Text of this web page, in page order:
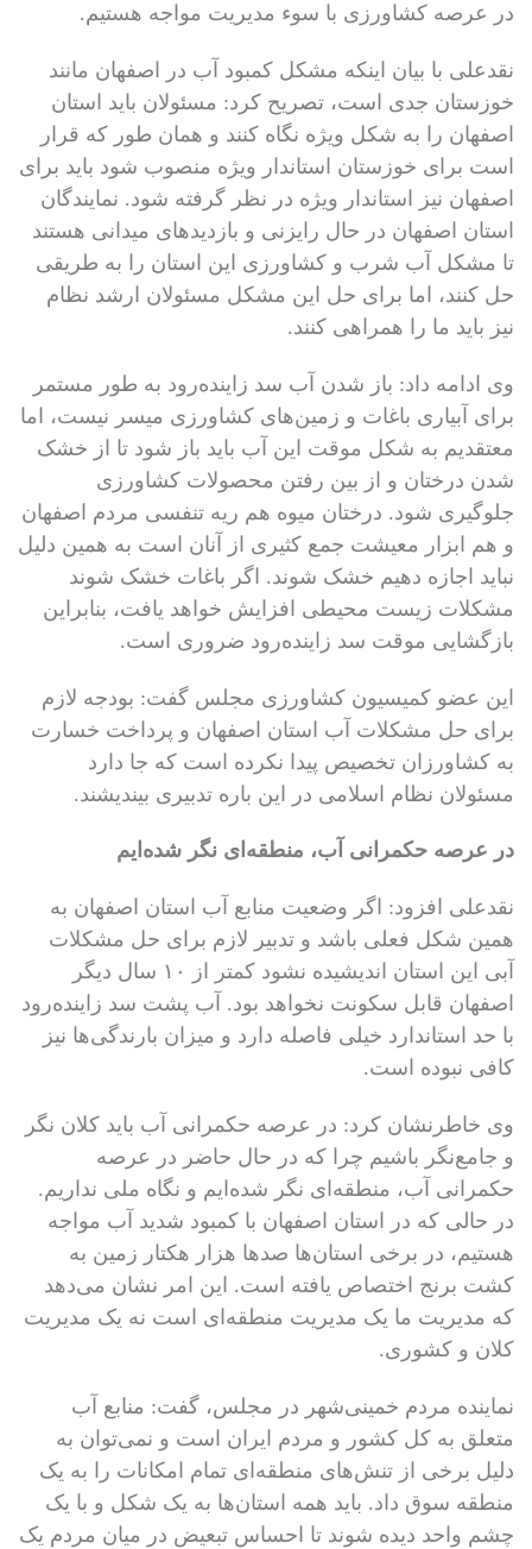
در عرصه کشاورزی با سوء مدیریت مواجه هستیم.
نقدعلی با بیان اینکه مشکل کمبود آب در اصفهان مانند
خوزستان جدی است، تصریح کرد: مسئولان باید استان
اصفهان را به شکل ویژه نگاه کنند و همان طور که قرار
است برای خوزستان استاندار ویژه منصوب شود باید برای
اصفهان نیز استاندار ویژه در نظر گرفته شود. نمایندگان
استان اصفهان در حال رایزنی و بازدیدهای میدانی هستند
تا مشکل آب شرب و کشاورزی این استان را به طریقی
حل کنند، اما برای حل این مشکل مسئولان ارشد نظام
نیز باید ما را همراهی کنند.
وی ادامه داد: باز شدن آب سد زاینده‌رود به طور مستمر
برای آبیاری باغات و زمین‌های کشاورزی میسر نیست، اما
معتقدیم به شکل موقت این آب باید باز شود تا از خشک
شدن درختان و از بین رفتن محصولات کشاورزی
جلوگیری شود. درختان میوه هم ریه تنفسی مردم اصفهان
و هم ابزار معیشت جمع کثیری از آنان است به همین دلیل
نباید اجازه دهیم خشک شوند. اگر باغات خشک شوند
مشکلات زیست محیطی افزایش خواهد یافت، بنابراین
بازگشایی موقت سد زاینده‌رود ضروری است.
این عضو کمیسیون کشاورزی مجلس گفت: بودجه لازم
برای حل مشکلات آب استان اصفهان و پرداخت خسارت
به کشاورزان تخصیص پیدا نکرده است که جا دارد
مسئولان نظام اسلامی در این باره تدبیری بیندیشند.
در عرصه حکمرانی آب، منطقه‌ای نگر شده‌ایم
نقدعلی افزود: اگر وضعیت منابع آب استان اصفهان به
همین شکل فعلی باشد و تدبیر لازم برای حل مشکلات
آبی این استان اندیشیده نشود کمتر از ۱۰ سال دیگر
اصفهان قابل سکونت نخواهد بود. آب پشت سد زاینده‌رود
با حد استاندارد خیلی فاصله دارد و میزان بارندگی‌ها نیز
کافی نبوده است.
وی خاطرنشان کرد: در عرصه حکمرانی آب باید کلان نگر
و جامع‌نگر باشیم چرا که در حال حاضر در عرصه
حکمرانی آب، منطقه‌ای نگر شده‌ایم و نگاه ملی نداریم.
در حالی که در استان اصفهان با کمبود شدید آب مواجه
هستیم، در برخی استان‌ها صدها هزار هکتار زمین به
کشت برنج اختصاص یافته است. این امر نشان می‌دهد
که مدیریت ما یک مدیریت منطقه‌ای است نه یک مدیریت
کلان و کشوری.
نماینده مردم خمینی‌شهر در مجلس، گفت: منابع آب
متعلق به کل کشور و مردم ایران است و نمی‌توان به
دلیل برخی از تنش‌های منطقه‌ای تمام امکانات را به یک
منطقه سوق داد. باید همه استان‌ها به یک شکل و با یک
چشم واحد دیده شوند تا احساس تبعیض در میان مردم یک